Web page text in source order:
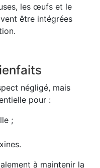
les œufs et le
être intégrées
négligé, mais
pour :
;
à maintenir la